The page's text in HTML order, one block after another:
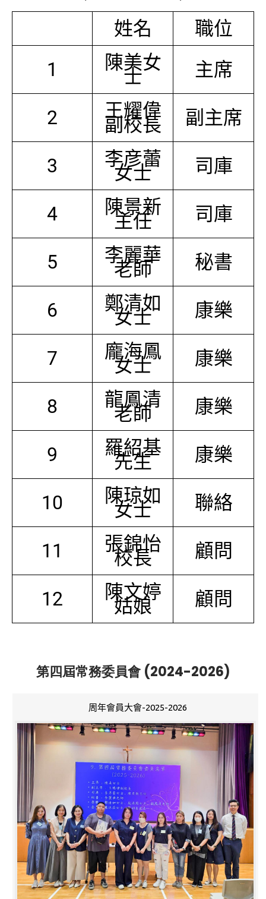
姓名
職位
1
陳美女
士 主席
2 王耀偉
副校長 副主席
3 李彦蕾
女士 司庫
4 陳景新
主任 司庫
5 李麗華
老師 秘書
6 鄭清如
女士 康樂
7 龐海鳳
女士 康樂
8 龍鳳清
老師 康樂
9 羅紹基
先生 康樂
10 陳琼如
女士 聯絡
11 張錦怡
校長 顧問
12 陳文婷
姑娘 顧問
第四屆常務委員會 (2024-2026)
周年會員大會-2025-2026